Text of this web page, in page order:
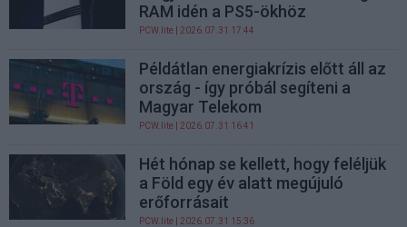
RAM idén a PS5-ökhöz
PCW.lite | 2026.07.31 17:44
Példátlan energiakrízis előtt áll az
ország - így próbál segíteni a
Magyar Telekom
PCW.lite | 2026.07.31 16:41
Hét hónap se kellett, hogy feléljük
a Föld egy év alatt megújuló
erőforrásait
PCW.lite | 2026.07.31 15:36